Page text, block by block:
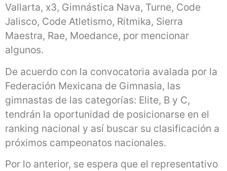
Vallarta, x3, Gimnástica Nava, Turne, Code
Jalisco, Code Atletismo, Ritmika, Sierra
Maestra, Rae, Moedance, por mencionar
algunos.
De acuerdo con la convocatoria avalada por la
Federación Mexicana de Gimnasia, las
gimnastas de las categorías: Elite, B y C,
tendrán la oportunidad de posicionarse en el
ranking nacional y así buscar su clasificación a
próximos campeonatos nacionales.
Por lo anterior, se espera que el representativo